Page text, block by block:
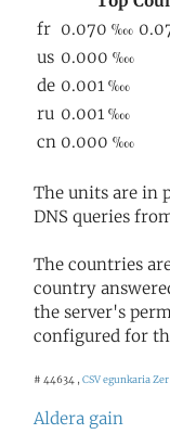
The units are in
DNS queries
The countries
country
the server's
configured for
# 44634 , CSV egunkaria
Aldera gain